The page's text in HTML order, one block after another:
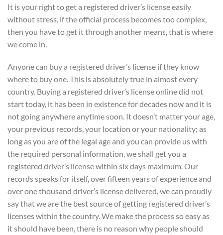
It is your right to get a registered driver’s license easily
without stress, if the official process becomes too complex,
then you have to get it through another means, that is where
we come in.
Anyone can buy a registered driver’s license if they know
where to buy one. This is absolutely true in almost every
country. Buying a registered driver’s license online did not
start today, it has been in existence for decades now and it is
not going anywhere anytime soon. It doesn’t matter your age,
your previous records, your location or your nationality; as
long as you are of the legal age and you can provide us with
the required personal information, we shall get you a
registered driver’s license within six days maximum. Our
records speaks for itself, over fifteen years of experience and
over one thousand driver’s license delivered, we can proudly
say that we are the best source of getting registered driver’s
licenses within the country. We make the process so easy as
it should have been, there is no reason why people should